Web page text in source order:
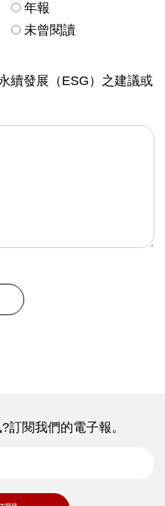
年報
未曾閱讀
續發展（ESG）之建議或
訂閱我們的電子報。